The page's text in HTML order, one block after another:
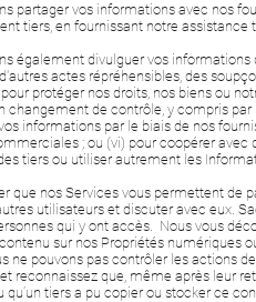
partager vos informations avec nos
tiers, en fournissant notre assistance
également divulguer vos
actes répréhensibles, des
pour protéger nos droits, nos biens ou
changement de contrôle, y compris
informations par le biais de nos
; ou (vi) pour coopérer
tiers ou utiliser autrement les
que nos Services vous permettent de
utilisateurs et discuter avec eux.
qui y ont accès. Nous vous
sur nos Propriétés numériques
ne pouvons pas contrôler les actions
reconnaissez que, même après leur
qu’un tiers a pu copier ou stocker ce